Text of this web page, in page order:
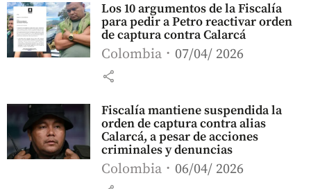
Los 10 argumentos de la Fiscalía
para pedir a Petro reactivar orden
de captura contra Calarcá
Colombia 07/04/ 2026
share
Fiscalía mantiene suspendida la
orden de captura contra alias
Calarcá, a pesar de acciones
criminales y denuncias
Colombia 06/04/ 2026